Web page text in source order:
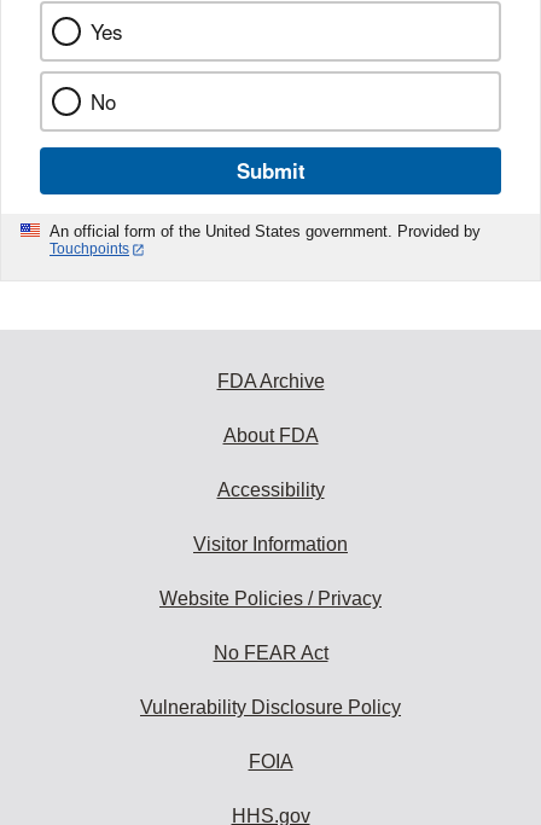
Yes
No
Submit
An official form of the United States government. Provided by
Touchpoints
FDA Archive
About FDA
Accessibility
Visitor Information
Website Policies / Privacy
No FEAR Act
Vulnerability Disclosure Policy
FOIA
HHS.gov